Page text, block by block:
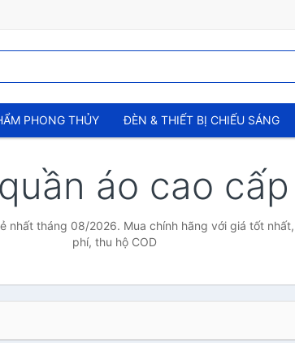
PHONG THỦY ĐÈN & THIẾT BỊ CHIẾU SÁNG
áo cao cấp
nhất tháng 08/2026. Mua chính hãng với giá tốt
phí, thu hộ COD